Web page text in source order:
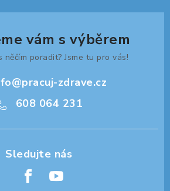
vám s výběrem
něčím poradit? Jsme tu pro vás!
@pracuj-zdrave.cz
608 064 231